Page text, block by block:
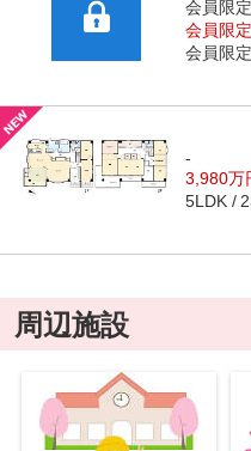
会員限定
会員限定
会員限定
-
3,980万
5LDK
周辺施設